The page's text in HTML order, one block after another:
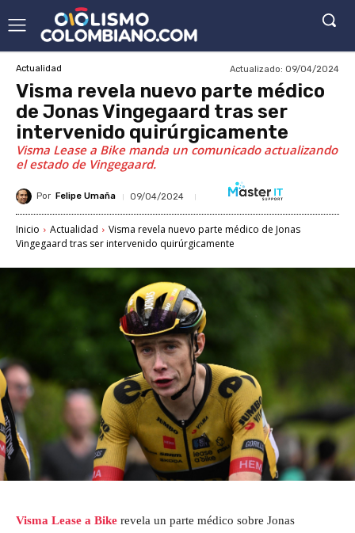
Actualidad Actualizado: 09/04/2024
Visma revela nuevo parte médico
de Jonas Vingegaard tras ser
intervenido quirúrgicamente
Visma Lease a Bike manda un comunicado actualizando
el estado de Vingegaard.
Por Felipe Umaña 09/04/2024
Inicio Actualidad
Visma revela nuevo parte médico de Jonas
Vingegaard tras ser intervenido quirúrgicamente
Visma Lease a Bike revela un parte médico sobre Jonas